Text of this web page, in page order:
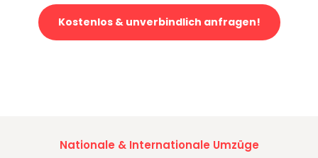
Kostenlos & unverbindlich anfragen!
Nationale & Internationale Umzüge